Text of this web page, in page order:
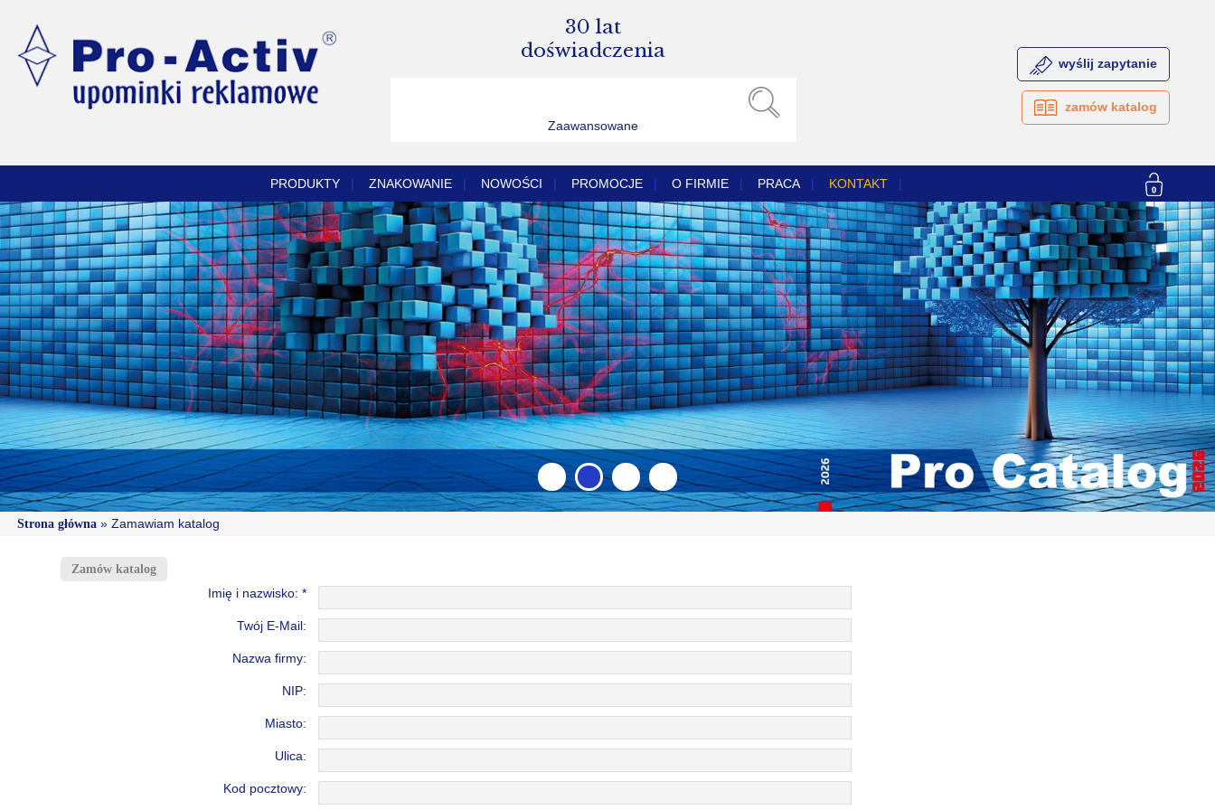
30 lat
doświadczenia
Zaawansowane
wyślij zapytanie
zamów katalog
PRODUKTY | ZNAKOWANIE | NOWOŚCI | PROMOCJE | O FIRMIE | PRACA | KONTAKT |
Strona główna » Zamawiam katalog
Zamów katalog
Imię i nazwisko: *
Twój E-Mail:
Nazwa firmy:
NIP:
Miasto:
Ulica:
Kod pocztowy: